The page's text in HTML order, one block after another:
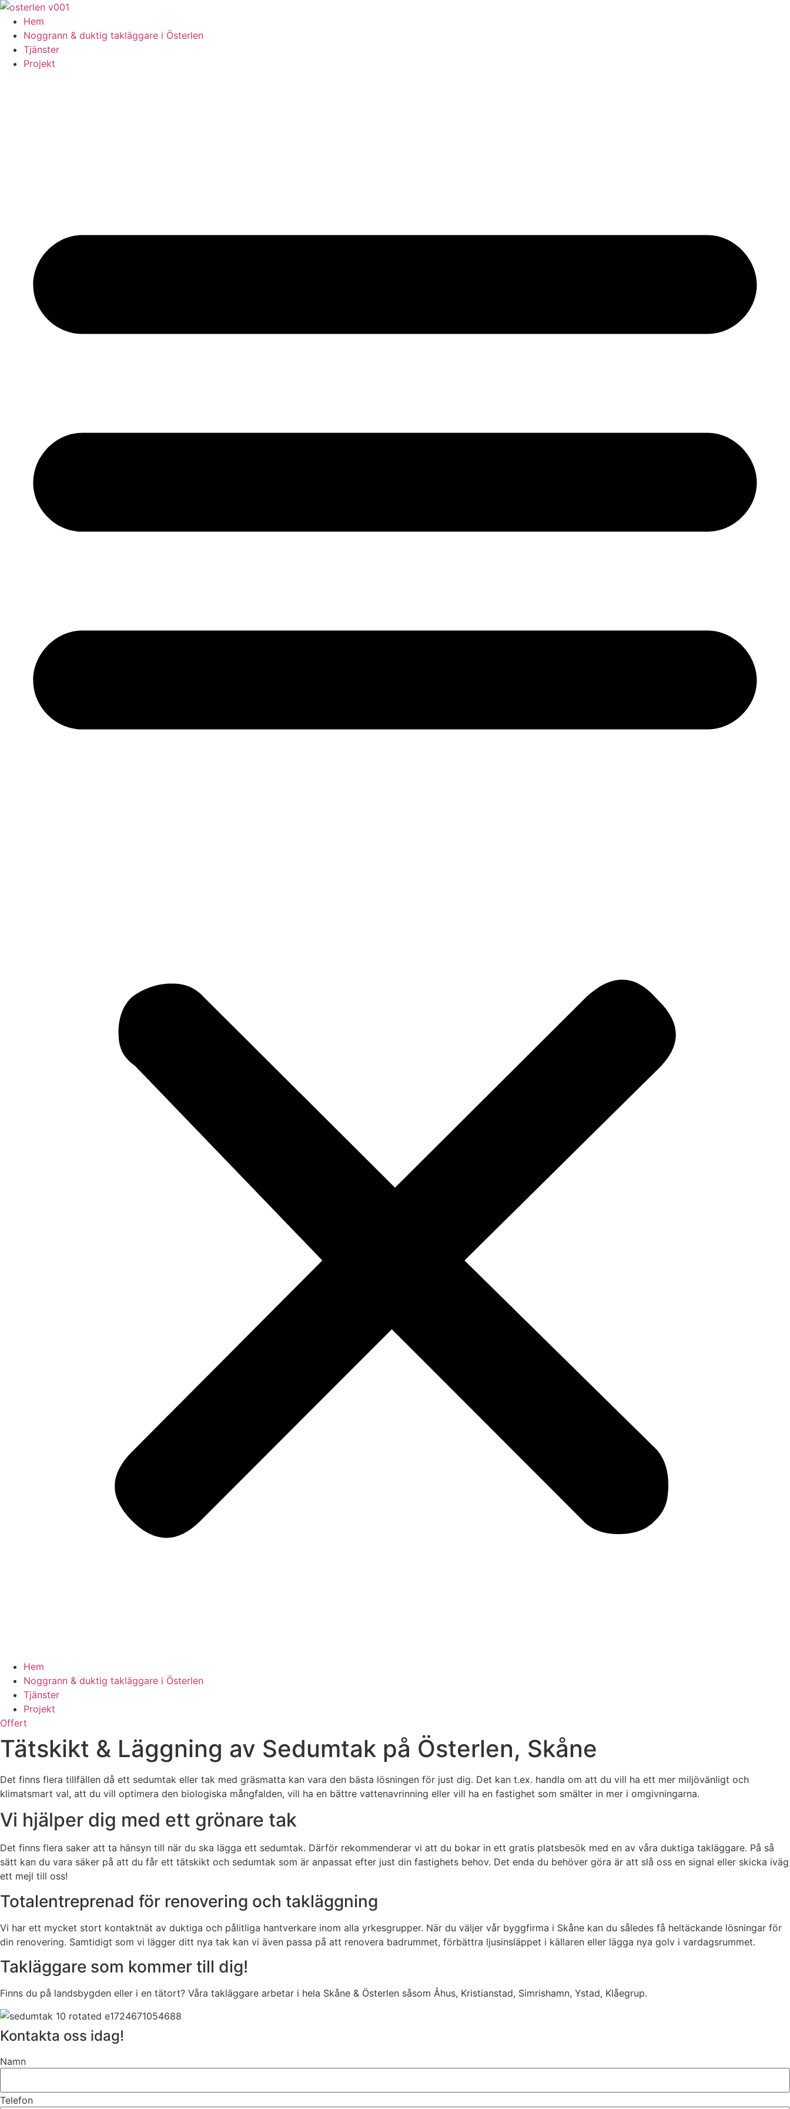
Skip
content
Hem
Noggrann & duktig takläggare i Österlen
Tjänster
Projekt
Hem
Noggrann & duktig takläggare i Österlen
Tjänster
Projekt
Offert
Tätskikt & Läggning av Sedumtak på Österlen, Skåne
Det finns flera tillfällen då ett sedumtak eller tak med gräsmatta kan vara den bästa lösningen för just dig. Det kan t.ex. handla om att du vill ha ett mer miljövänligt och
klimatsmart val, att du vill optimera den biologiska mångfalden, vill ha en bättre vattenavrinning eller vill ha en fastighet som smälter in mer i omgivningarna.
Vi hjälper dig med ett grönare tak
Det finns flera saker att ta hänsyn till när du ska lägga ett sedumtak. Därför rekommenderar vi att du bokar in ett gratis platsbesök med en av våra duktiga takläggare. På så
sätt kan du vara säker på att du får ett tätskikt och sedumtak som är anpassat efter just din fastighets behov. Det enda du behöver göra är att slå oss en signal eller skicka iväg
ett mejl till oss!
Totalentreprenad för renovering och takläggning
Vi har ett mycket stort kontaktnät av duktiga och pålitliga hantverkare inom alla yrkesgrupper. När du väljer vår byggfirma i Skåne kan du således få heltäckande lösningar för
din renovering. Samtidigt som vi lägger ditt nya tak kan vi även passa på att renovera badrummet, förbättra ljusinsläppet i källaren eller lägga nya golv i vardagsrummet.
Takläggare som kommer till dig!
Finns du på landsbygden eller i en tätort? Våra takläggare arbetar i hela Skåne & Österlen såsom Åhus, Kristianstad, Simrishamn, Ystad, Klåegrup.
Kontakta oss idag!
Namn
Telefon